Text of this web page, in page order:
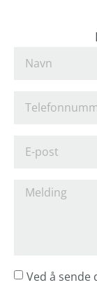
Ved å sende